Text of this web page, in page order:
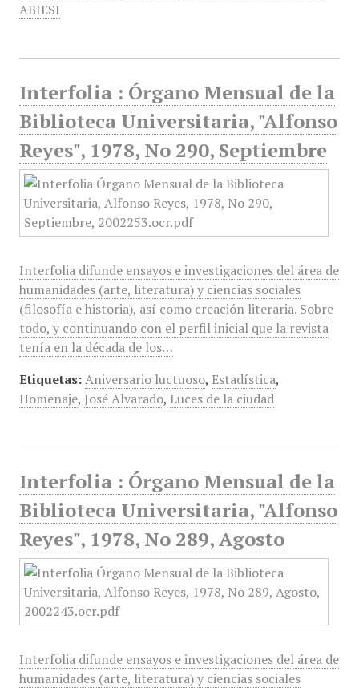
ABIESI
Interfolia : Órgano Mensual de la
Biblioteca Universitaria, "Alfonso
Reyes", 1978, No 290, Septiembre
Interfolia difunde ensayos e investigaciones del área de
humanidades (arte, literatura) y ciencias sociales
(filosofía e historia), así como creación literaria. Sobre
todo, y continuando con el perfil inicial que la revista
tenía en la década de los…
Etiquetas: Aniversario luctuoso, Estadística,
Homenaje, José Alvarado, Luces de la ciudad
Interfolia : Órgano Mensual de la
Biblioteca Universitaria, "Alfonso
Reyes", 1978, No 289, Agosto
Interfolia difunde ensayos e investigaciones del área de
humanidades (arte, literatura) y ciencias sociales